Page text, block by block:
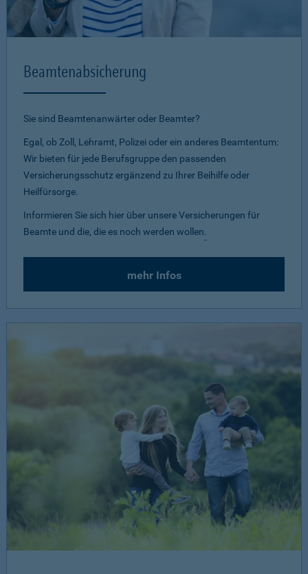
Beamtenabsicherung
Sie sind Beamtenanwärter oder Beamter?
Egal, ob Zoll, Lehramt, Polizei oder ein anderes Beamtentum:
Wir bieten für jede Berufsgruppe den passenden
Versicherungsschutz ergänzend zu Ihrer Beihilfe oder
Heilfürsorge.
Informieren Sie sich hier über unsere Versicherungen für
Beamte und die, die es noch werden wollen.
mehr Infos